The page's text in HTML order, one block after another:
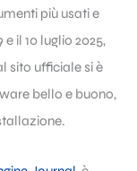
più usati e
il 10 luglio 2025,
sito ufficiale si è
bello e buono,